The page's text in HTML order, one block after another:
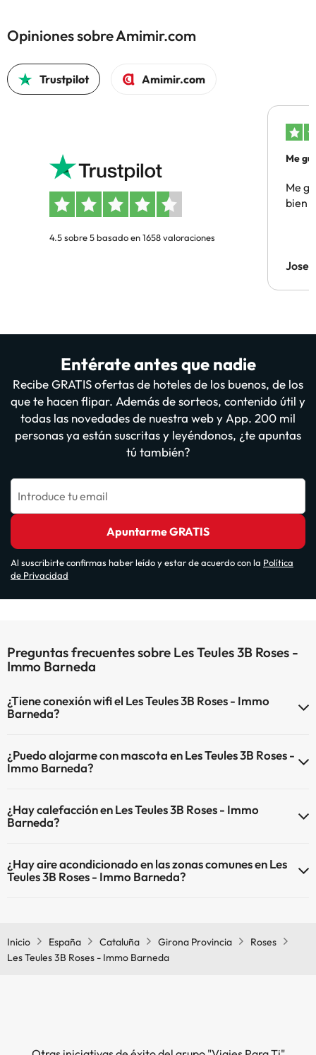
Opiniones sobre Amimir.com
Trustpilot Amimir.com
4.5 sobre 5 basado en 1658 valoraciones
Me
Me
bien
Jose
Entérate antes que nadie
Recibe GRATIS ofertas de hoteles de los buenos, de los
que te hacen flipar. Además de sorteos, contenido útil y
todas las novedades de nuestra web y App. 200 mil
personas ya están suscritas y leyéndonos, ¿te apuntas
tú también?
Introduce tu email
Apuntarme GRATIS
Al suscribirte confirmas haber leído y estar de acuerdo con la Política
de Privacidad
Preguntas frecuentes sobre Les Teules 3B Roses -
Immo Barneda
¿Tiene conexión wifi el Les Teules 3B Roses - Immo
Barneda?
El Les Teules 3B Roses - Immo Barneda dispone de Wi-Fi.
¿Puedo alojarme con mascota en Les Teules 3B Roses -
Immo Barneda?
¿Hay calefacción en Les Teules 3B Roses - Immo
Barneda?
zonas comunes.
¿Hay aire acondicionado en las zonas comunes en Les
Teules 3B Roses - Immo Barneda?
Inicio
España Cataluña Girona Provincia
Roses
Les Teules 3B Roses - Immo Barneda